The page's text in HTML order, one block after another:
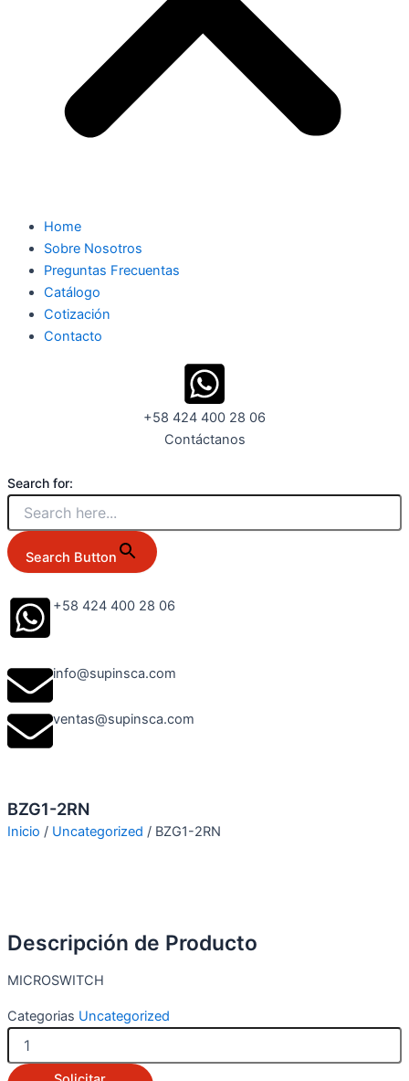
Home
Sobre Nosotros
Preguntas Frecuentas
Catálogo
Cotización
Contacto
+58 424 400 28 06
Contáctanos
Search for:
Search Button
+58 424 400 28 06
info@supinsca.com
ventas@supinsca.com
BZG1-2RN
Inicio / Uncategorized / BZG1-2RN
Descripción de Producto
MICROSWITCH
Categorias Uncategorized
BZG1-
2RN
cantidad